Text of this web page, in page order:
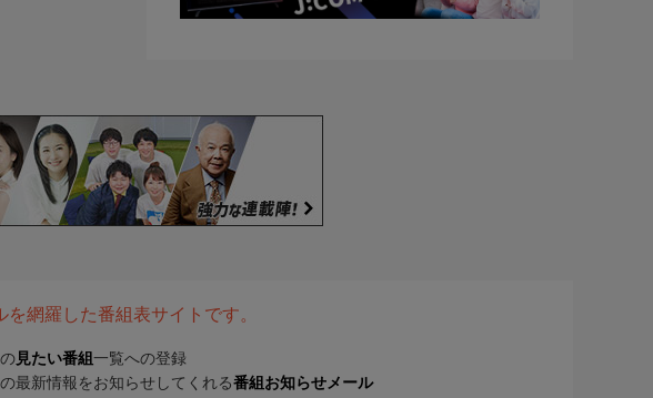
網羅した番組表サイトです。
見たい番組 一覧への登録
最新情報をお知らせしてくれる番組お知らせメール